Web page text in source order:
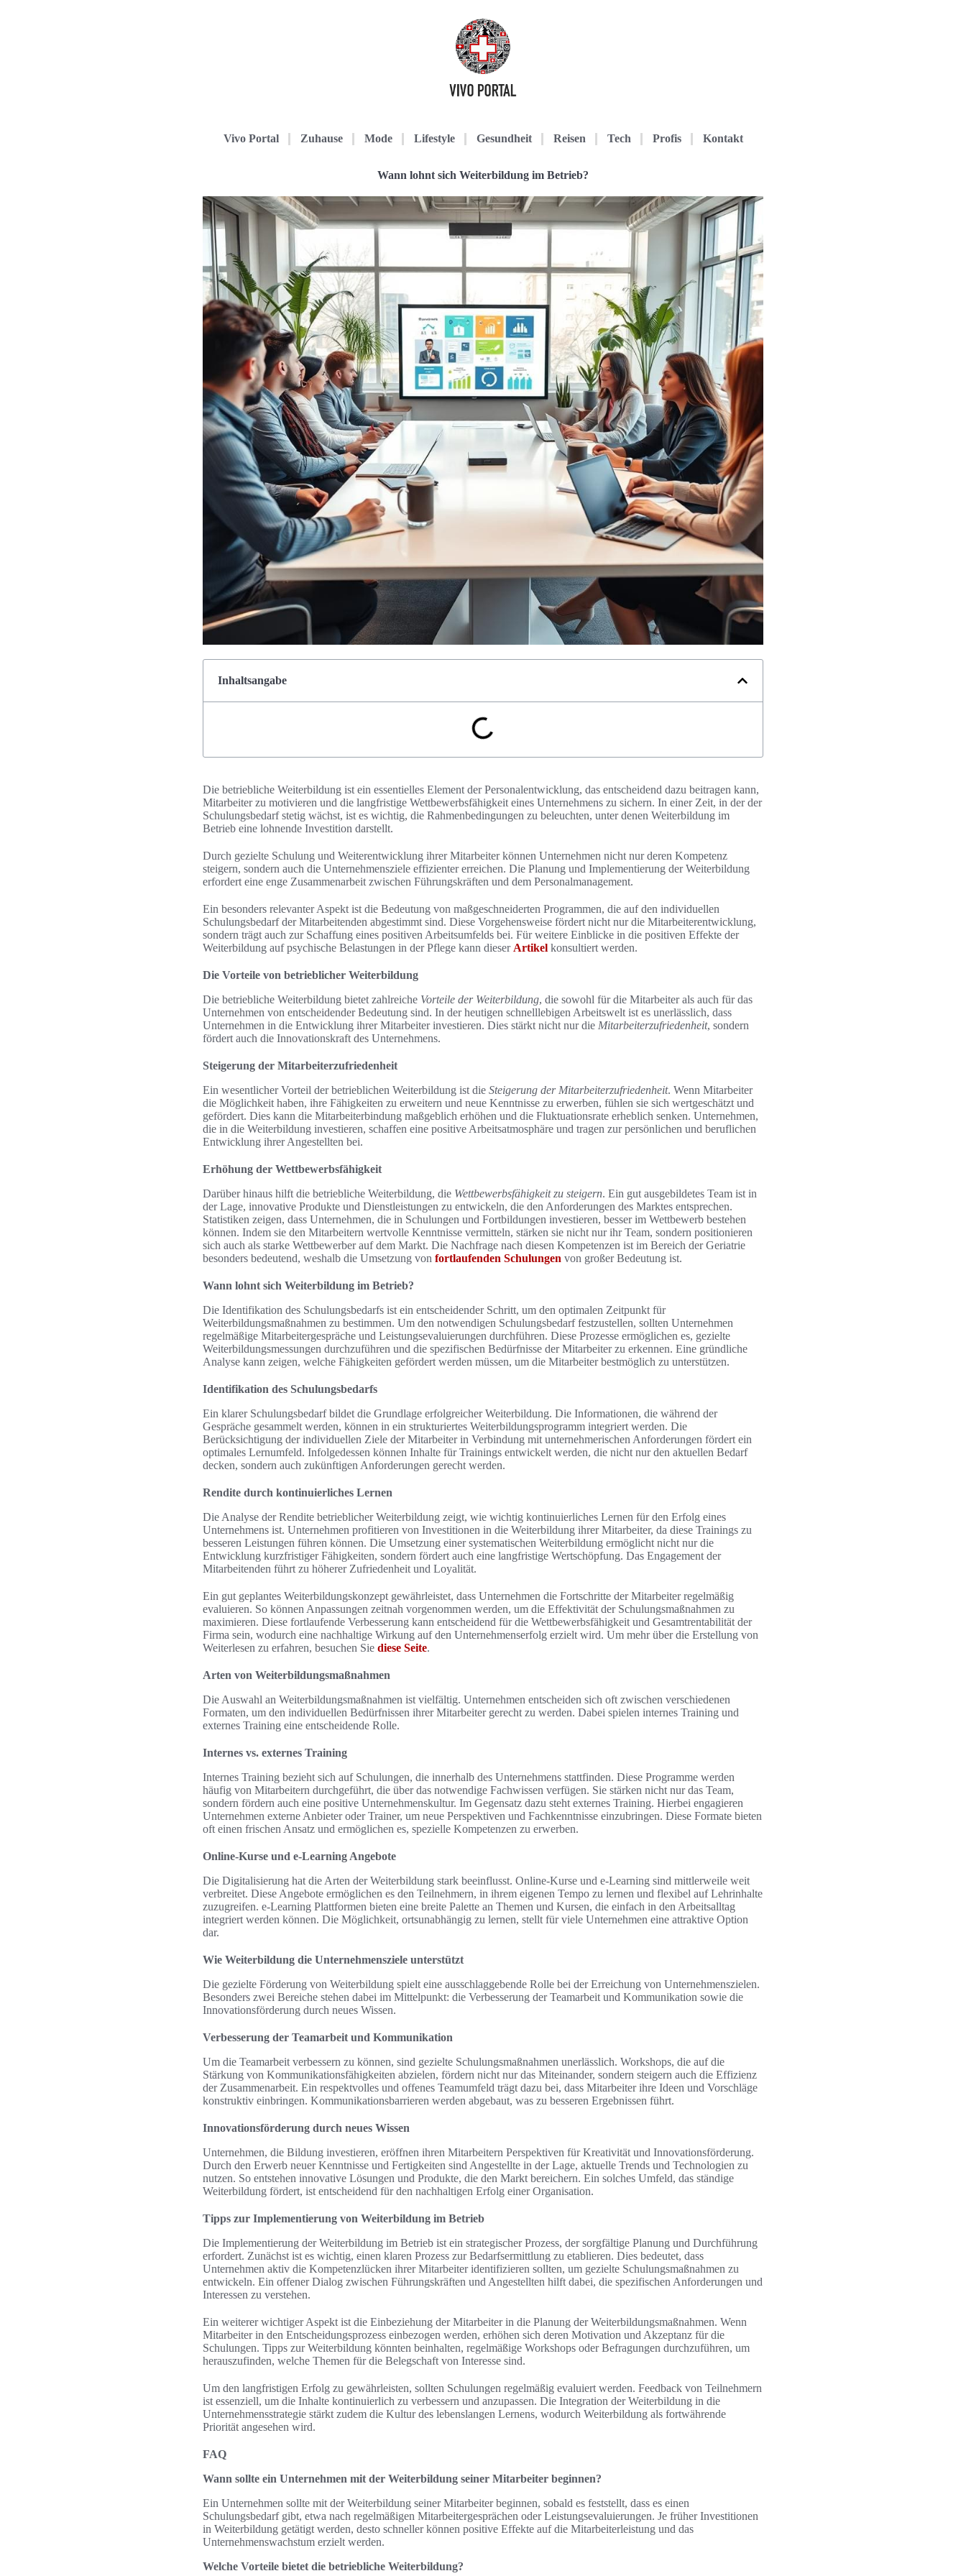
Vivo Portal Zuhause Mode Lifestyle Gesundheit Reisen Tech Profis Kontakt
Wann lohnt sich Weiterbildung im Betrieb?
Inhaltsangabe
Die betriebliche Weiterbildung ist ein essentielles Element der Personalentwicklung, das entscheidend dazu beitragen kann,
Mitarbeiter zu motivieren und die langfristige Wettbewerbsfähigkeit eines Unternehmens zu sichern. In einer Zeit, in der der
Schulungsbedarf stetig wächst, ist es wichtig, die Rahmenbedingungen zu beleuchten, unter denen Weiterbildung im
Betrieb eine lohnende Investition darstellt.
Durch gezielte Schulung und Weiterentwicklung ihrer Mitarbeiter können Unternehmen nicht nur deren Kompetenz
steigern, sondern auch die Unternehmensziele effizienter erreichen. Die Planung und Implementierung der Weiterbildung
erfordert eine enge Zusammenarbeit zwischen Führungskräften und dem Personalmanagement.
Ein besonders relevanter Aspekt ist die Bedeutung von maßgeschneiderten Programmen, die auf den individuellen
Schulungsbedarf der Mitarbeitenden abgestimmt sind. Diese Vorgehensweise fördert nicht nur die Mitarbeiterentwicklung,
sondern trägt auch zur Schaffung eines positiven Arbeitsumfelds bei. Für weitere Einblicke in die positiven Effekte der
Weiterbildung auf psychische Belastungen in der Pflege kann dieser Artikel konsultiert werden.
Die Vorteile von betrieblicher Weiterbildung
Die betriebliche Weiterbildung bietet zahlreiche Vorteile der Weiterbildung, die sowohl für die Mitarbeiter als auch für das
Unternehmen von entscheidender Bedeutung sind. In der heutigen schnelllebigen Arbeitswelt ist es unerlässlich, dass
Unternehmen in die Entwicklung ihrer Mitarbeiter investieren. Dies stärkt nicht nur die Mitarbeiterzufriedenheit, sondern
fördert auch die Innovationskraft des Unternehmens.
Steigerung der Mitarbeiterzufriedenheit
Ein wesentlicher Vorteil der betrieblichen Weiterbildung ist die Steigerung der Mitarbeiterzufriedenheit. Wenn Mitarbeiter
die Möglichkeit haben, ihre Fähigkeiten zu erweitern und neue Kenntnisse zu erwerben, fühlen sie sich wertgeschätzt und
gefördert. Dies kann die Mitarbeiterbindung maßgeblich erhöhen und die Fluktuationsrate erheblich senken. Unternehmen,
die in die Weiterbildung investieren, schaffen eine positive Arbeitsatmosphäre und tragen zur persönlichen und beruflichen
Entwicklung ihrer Angestellten bei.
Erhöhung der Wettbewerbsfähigkeit
Darüber hinaus hilft die betriebliche Weiterbildung, die Wettbewerbsfähigkeit zu steigern. Ein gut ausgebildetes Team ist in
der Lage, innovative Produkte und Dienstleistungen zu entwickeln, die den Anforderungen des Marktes entsprechen.
Statistiken zeigen, dass Unternehmen, die in Schulungen und Fortbildungen investieren, besser im Wettbewerb bestehen
können. Indem sie den Mitarbeitern wertvolle Kenntnisse vermitteln, stärken sie nicht nur ihr Team, sondern positionieren
sich auch als starke Wettbewerber auf dem Markt. Die Nachfrage nach diesen Kompetenzen ist im Bereich der Geriatrie
besonders bedeutend, weshalb die Umsetzung von fortlaufenden Schulungen von großer Bedeutung ist.
Wann lohnt sich Weiterbildung im Betrieb?
Die Identifikation des Schulungsbedarfs ist ein entscheidender Schritt, um den optimalen Zeitpunkt für
Weiterbildungsmaßnahmen zu bestimmen. Um den notwendigen Schulungsbedarf festzustellen, sollten Unternehmen
regelmäßige Mitarbeitergespräche und Leistungsevaluierungen durchführen. Diese Prozesse ermöglichen es, gezielte
Weiterbildungsmessungen durchzuführen und die spezifischen Bedürfnisse der Mitarbeiter zu erkennen. Eine gründliche
Analyse kann zeigen, welche Fähigkeiten gefördert werden müssen, um die Mitarbeiter bestmöglich zu unterstützen.
Identifikation des Schulungsbedarfs
Ein klarer Schulungsbedarf bildet die Grundlage erfolgreicher Weiterbildung. Die Informationen, die während der
Gespräche gesammelt werden, können in ein strukturiertes Weiterbildungsprogramm integriert werden. Die
Berücksichtigung der individuellen Ziele der Mitarbeiter in Verbindung mit unternehmerischen Anforderungen fördert ein
optimales Lernumfeld. Infolgedessen können Inhalte für Trainings entwickelt werden, die nicht nur den aktuellen Bedarf
decken, sondern auch zukünftigen Anforderungen gerecht werden.
Rendite durch kontinuierliches Lernen
Die Analyse der Rendite betrieblicher Weiterbildung zeigt, wie wichtig kontinuierliches Lernen für den Erfolg eines
Unternehmens ist. Unternehmen profitieren von Investitionen in die Weiterbildung ihrer Mitarbeiter, da diese Trainings zu
besseren Leistungen führen können. Die Umsetzung einer systematischen Weiterbildung ermöglicht nicht nur die
Entwicklung kurzfristiger Fähigkeiten, sondern fördert auch eine langfristige Wertschöpfung. Das Engagement der
Mitarbeitenden führt zu höherer Zufriedenheit und Loyalität.
Ein gut geplantes Weiterbildungskonzept gewährleistet, dass Unternehmen die Fortschritte der Mitarbeiter regelmäßig
evaluieren. So können Anpassungen zeitnah vorgenommen werden, um die Effektivität der Schulungsmaßnahmen zu
maximieren. Diese fortlaufende Verbesserung kann entscheidend für die Wettbewerbsfähigkeit und Gesamtrentabilität der
Firma sein, wodurch eine nachhaltige Wirkung auf den Unternehmenserfolg erzielt wird. Um mehr über die Erstellung von
Weiterlesen zu erfahren, besuchen Sie diese Seite.
Arten von Weiterbildungsmaßnahmen
Die Auswahl an Weiterbildungsmaßnahmen ist vielfältig. Unternehmen entscheiden sich oft zwischen verschiedenen
Formaten, um den individuellen Bedürfnissen ihrer Mitarbeiter gerecht zu werden. Dabei spielen internes Training und
externes Training eine entscheidende Rolle.
Internes vs. externes Training
Internes Training bezieht sich auf Schulungen, die innerhalb des Unternehmens stattfinden. Diese Programme werden
häufig von Mitarbeitern durchgeführt, die über das notwendige Fachwissen verfügen. Sie stärken nicht nur das Team,
sondern fördern auch eine positive Unternehmenskultur. Im Gegensatz dazu steht externes Training. Hierbei engagieren
Unternehmen externe Anbieter oder Trainer, um neue Perspektiven und Fachkenntnisse einzubringen. Diese Formate bieten
oft einen frischen Ansatz und ermöglichen es, spezielle Kompetenzen zu erwerben.
Online-Kurse und e-Learning Angebote
Die Digitalisierung hat die Arten der Weiterbildung stark beeinflusst. Online-Kurse und e-Learning sind mittlerweile weit
verbreitet. Diese Angebote ermöglichen es den Teilnehmern, in ihrem eigenen Tempo zu lernen und flexibel auf Lehrinhalte
zuzugreifen. e-Learning Plattformen bieten eine breite Palette an Themen und Kursen, die einfach in den Arbeitsalltag
integriert werden können. Die Möglichkeit, ortsunabhängig zu lernen, stellt für viele Unternehmen eine attraktive Option
dar.
Wie Weiterbildung die Unternehmensziele unterstützt
Die gezielte Förderung von Weiterbildung spielt eine ausschlaggebende Rolle bei der Erreichung von Unternehmenszielen.
Besonders zwei Bereiche stehen dabei im Mittelpunkt: die Verbesserung der Teamarbeit und Kommunikation sowie die
Innovationsförderung durch neues Wissen.
Verbesserung der Teamarbeit und Kommunikation
Um die Teamarbeit verbessern zu können, sind gezielte Schulungsmaßnahmen unerlässlich. Workshops, die auf die
Stärkung von Kommunikationsfähigkeiten abzielen, fördern nicht nur das Miteinander, sondern steigern auch die Effizienz
der Zusammenarbeit. Ein respektvolles und offenes Teamumfeld trägt dazu bei, dass Mitarbeiter ihre Ideen und Vorschläge
konstruktiv einbringen. Kommunikationsbarrieren werden abgebaut, was zu besseren Ergebnissen führt.
Innovationsförderung durch neues Wissen
Unternehmen, die Bildung investieren, eröffnen ihren Mitarbeitern Perspektiven für Kreativität und Innovationsförderung.
Durch den Erwerb neuer Kenntnisse und Fertigkeiten sind Angestellte in der Lage, aktuelle Trends und Technologien zu
nutzen. So entstehen innovative Lösungen und Produkte, die den Markt bereichern. Ein solches Umfeld, das ständige
Weiterbildung fördert, ist entscheidend für den nachhaltigen Erfolg einer Organisation.
Tipps zur Implementierung von Weiterbildung im Betrieb
Die Implementierung der Weiterbildung im Betrieb ist ein strategischer Prozess, der sorgfältige Planung und Durchführung
erfordert. Zunächst ist es wichtig, einen klaren Prozess zur Bedarfsermittlung zu etablieren. Dies bedeutet, dass
Unternehmen aktiv die Kompetenzlücken ihrer Mitarbeiter identifizieren sollten, um gezielte Schulungsmaßnahmen zu
entwickeln. Ein offener Dialog zwischen Führungskräften und Angestellten hilft dabei, die spezifischen Anforderungen und
Interessen zu verstehen.
Ein weiterer wichtiger Aspekt ist die Einbeziehung der Mitarbeiter in die Planung der Weiterbildungsmaßnahmen. Wenn
Mitarbeiter in den Entscheidungsprozess einbezogen werden, erhöhen sich deren Motivation und Akzeptanz für die
Schulungen. Tipps zur Weiterbildung könnten beinhalten, regelmäßige Workshops oder Befragungen durchzuführen, um
herauszufinden, welche Themen für die Belegschaft von Interesse sind.
Um den langfristigen Erfolg zu gewährleisten, sollten Schulungen regelmäßig evaluiert werden. Feedback von Teilnehmern
ist essenziell, um die Inhalte kontinuierlich zu verbessern und anzupassen. Die Integration der Weiterbildung in die
Unternehmensstrategie stärkt zudem die Kultur des lebenslangen Lernens, wodurch Weiterbildung als fortwährende
Priorität angesehen wird.
FAQ
Wann sollte ein Unternehmen mit der Weiterbildung seiner Mitarbeiter beginnen?
Ein Unternehmen sollte mit der Weiterbildung seiner Mitarbeiter beginnen, sobald es feststellt, dass es einen
Schulungsbedarf gibt, etwa nach regelmäßigen Mitarbeitergesprächen oder Leistungsevaluierungen. Je früher Investitionen
in Weiterbildung getätigt werden, desto schneller können positive Effekte auf die Mitarbeiterleistung und das
Unternehmenswachstum erzielt werden.
Welche Vorteile bietet die betriebliche Weiterbildung?